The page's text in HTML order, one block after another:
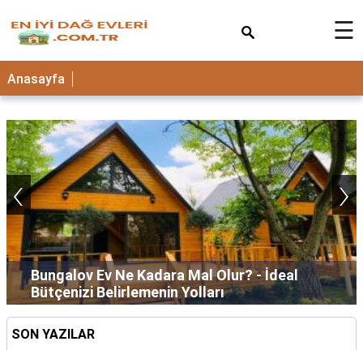
☰
Anasayfa
Bungalov Ev Ne Kadara Mal Olur? - İdeal
Bütçenizi Belirlemenin Yolları
‹ ›
SON YAZILAR